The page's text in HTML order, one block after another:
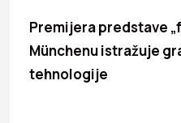
Premijera predstave
Münchenu istražuje
tehnologije